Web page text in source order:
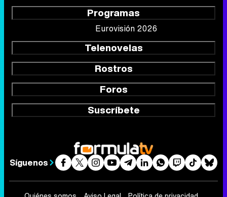
Programas
Eurovisión 2026
Telenovelas
Rostros
Foros
Suscríbete
Síguenos